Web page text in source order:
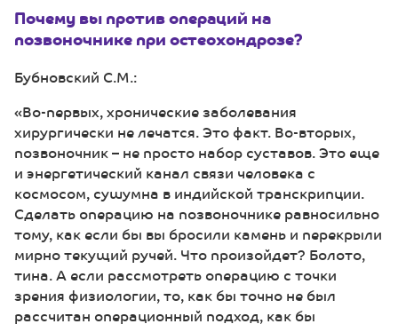
Почему вы против операций на
позвоночнике при остеохондрозе?
Бубновский С.М.:
«Во-первых, хронические заболевания
хирургически не лечатся. Это факт. Во-вторых,
позвоночник – не просто набор суставов. Это еще
и энергетический канал связи человека с
космосом, сушумна в индийской транскрипции.
Сделать операцию на позвоночнике равносильно
тому, как если бы вы бросили камень и перекрыли
мирно текущий ручей. Что произойдет? Болото,
тина. А если рассмотреть операцию с точки
зрения физиологии, то, как бы точно не был
рассчитан операционный подход, как бы